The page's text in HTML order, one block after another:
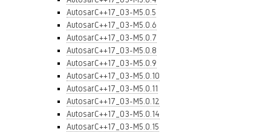
AutosarC++17_03-M5.0.5
AutosarC++17_03-M5.0.6
AutosarC++17_03-M5.0.7
AutosarC++17_03-M5.0.8
AutosarC++17_03-M5.0.9
AutosarC++17_03-M5.0.10
AutosarC++17_03-M5.0.11
AutosarC++17_03-M5.0.12
AutosarC++17_03-M5.0.14
AutosarC++17_03-M5.0.15